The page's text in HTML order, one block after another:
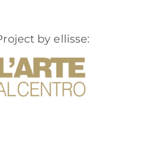
by ellisse: